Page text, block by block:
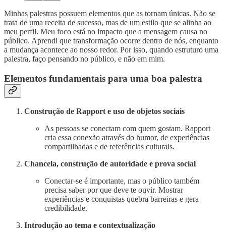
Minhas palestras possuem elementos que as tornam únicas. Não se
trata de uma receita de sucesso, mas de um estilo que se alinha ao
meu perfil. Meu foco está no impacto que a mensagem causa no
público. Aprendi que transformação ocorre dentro de nós, enquanto
a mudança acontece ao nosso redor. Por isso, quando estruturo uma
palestra, faço pensando no público, e não em mim.
Elementos fundamentais para uma boa palestra
Construção de Rapport e uso de objetos sociais
As pessoas se conectam com quem gostam. Rapport
cria essa conexão através do humor, de experiências
compartilhadas e de referências culturais.
Chancela, construção de autoridade e prova social
Conectar-se é importante, mas o público também
precisa saber por que deve te ouvir. Mostrar
experiências e conquistas quebra barreiras e gera
credibilidade.
Introdução ao tema e contextualização